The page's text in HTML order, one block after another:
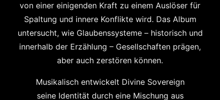
von einer einigenden Kraft zu einem Auslöser für
Spaltung und innere Konflikte wird. Das Album
untersucht, wie Glaubenssysteme – historisch und
innerhalb der Erzählung – Gesellschaften prägen,
aber auch zerstören können.
Musikalisch entwickelt Divine Sovereign
seine Identität durch eine Mischung aus